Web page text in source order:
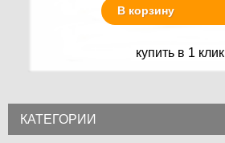
В корзину
купить в 1 клик
КАТЕГОРИИ